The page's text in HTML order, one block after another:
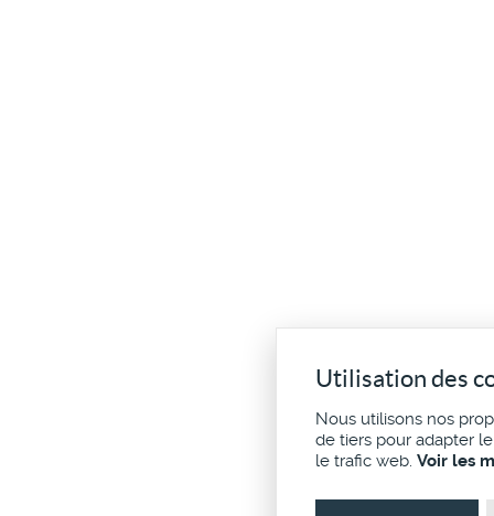
Utilisation des
Nous utilisons nos
de tiers pour adapter
le trafic web. Voir les